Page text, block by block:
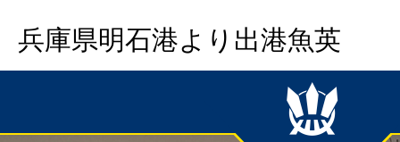
兵庫県明石港より出港魚英